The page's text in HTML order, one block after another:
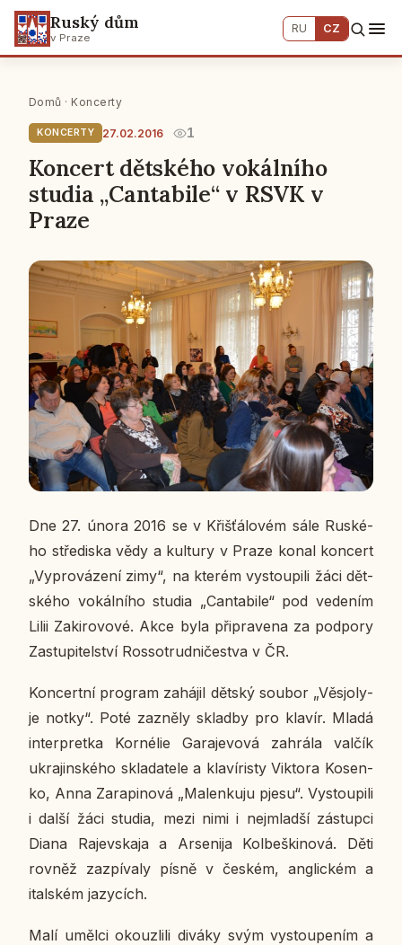
Ruský dům
v Praze
RU CZ
Domů · Koncerty
KONCERTY 27.02.2016 1
Koncert dětského vokálního
studia „Cantabile“ v RSVK v
Praze
Dne 27. února 2016 se v Křiš­ťá­lo­vém sále Rus­ké­
ho stře­dis­ka vědy a kul­tu­ry v Praze konal kon­cert
„Vy­pro­vá­ze­ní zimy“, na kterém vy­stou­pi­li žáci dět­
ské­ho vo­kál­ní­ho studia „Can­ta­bi­le“ pod ve­de­ním
Lilii Za­ki­ro­vo­vé. Akce byla při­pra­ve­na za pod­po­ry
Za­stu­pi­tel­ství Ros­so­trud­ni­čestva v ČR.
Kon­cert­ní pro­gram za­há­jil dětský soubor „Věsjo­ly­
je notky“. Poté za­zně­ly sklad­by pro klavír. Mladá
in­ter­pret­ka Kor­nélie Ga­ra­je­vo­vá za­hrá­la valčík
ukra­jin­ské­ho skla­da­te­le a kla­ví­ris­ty Vik­to­ra Ko­sen­
ko, Anna Za­ra­pi­no­vá „Ma­len­ku­ju pjesu“. Vy­stou­pi­li
i další žáci studia, mezi nimi i nejmlad­ší zá­stup­ci
Diana Ra­jev­s­ka­ja a Ar­se­ni­ja Kol­beški­no­vá. Děti
rovněž za­zpí­va­ly písně v českém, an­g­lic­kém a
ital­ském ja­zy­cích.
Malí umělci okouz­li­li diváky svým vy­stou­pe­ním a